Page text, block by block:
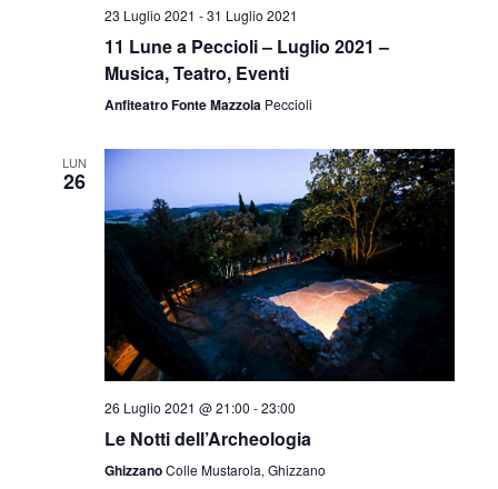
i
e
N
a
v
i
g
n
e
23 Luglio 2021 -31 Luglio 2021
11 Lune a Peccioli – Luglio 2021 –
Musica, Teatro, Eventi
Anfiteatro Fonte Mazzola Peccioli
LUN
26
26 Luglio 2021 @ 21:00 -23:00
Le Notti dell’Archeologia
GhizzanoColle Mustarola, Ghizzano